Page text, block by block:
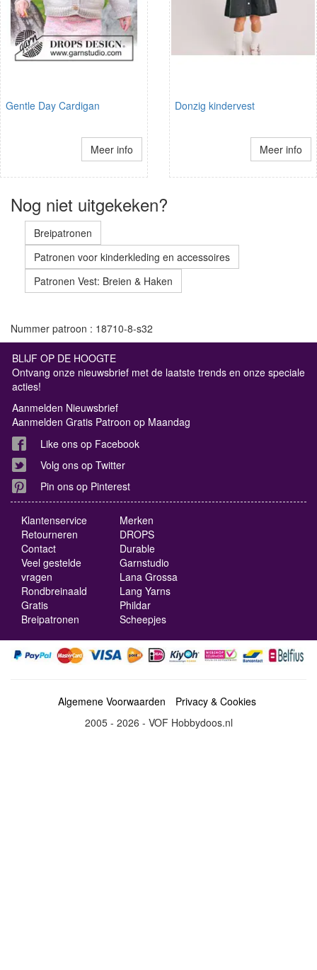
Gentle Day Cardigan
Meer info
Donzig kindervest
Meer info
Nog niet uitgekeken?
Breipatronen
Patronen voor kinderkleding en accessoires
Patronen Vest: Breien & Haken
Nummer patroon : 18710-8-s32
BLIJF OP DE HOOGTE
Ontvang onze nieuwsbrief met de laatste trends en onze speciale
acties!
Aanmelden Nieuwsbrief
Aanmelden Gratis Patroon op Maandag
Like ons op Facebook
Volg ons op Twitter
Pin ons op Pinterest
Klantenservice
Retourneren
Contact
Veel gestelde
vragen
Rondbreinaald
Gratis
Breipatronen
Merken
DROPS
Durable
Garnstudio
Lana Grossa
Lang Yarns
Phildar
Scheepjes
Algemene Voorwaarden
Privacy & Cookies
2005 - 2026 - VOF Hobbydoos.nl